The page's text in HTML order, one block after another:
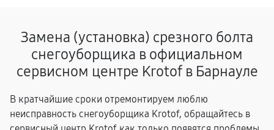
Замена (установка) срезного болта
снегоуборщика в официальном
сервисном центре Krotof в Барнауле
В кратчайшие сроки отремонтируем люблю
неисправность снегоуборщика Krotof, обращайтесь в